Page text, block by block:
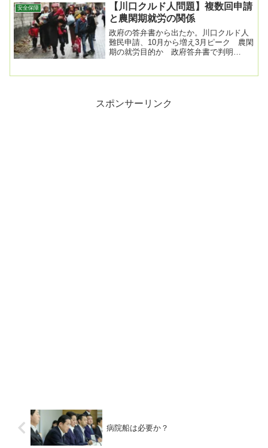
安全保障
【川口クルド人問題】複数回申請
と農閑期就労の関係
政府の答弁書から出たか。川口クルド人
難民申請、10月から増え3月ピーク 農閑
期の就労目的か 政府答弁書で判明
スポンサーリンク
病院船は必要か？